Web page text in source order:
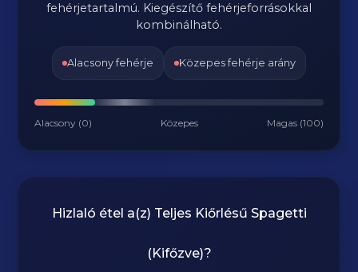
fehérjetartalmú. Kiegészítő fehérjeforrásokkal
kombinálható.
Alacsony fehérje Közepes fehérje arány
Alacsony (0) Közepes Magas (100)
Hizlaló étel a(z) Teljes Kiőrlésű Spagetti
(Kifőzve)?